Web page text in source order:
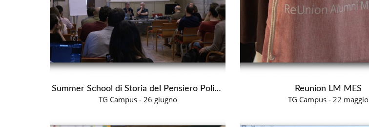
Summer School di Storia del Pensiero Politico
TG Campus - 26 giugno
Reunion LM MES
TG Campus - 22 maggio